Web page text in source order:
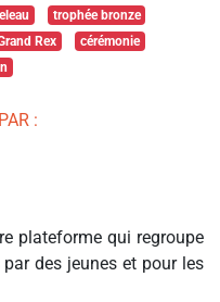
trophée bronze
Rex
cérémonie
:
plateforme qui regroupe
par des jeunes et pour les